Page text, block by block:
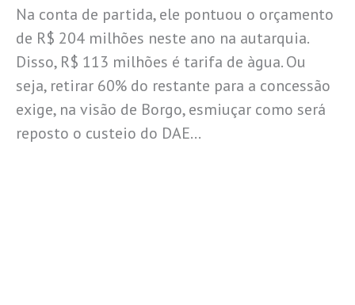
Na conta de partida, ele pontuou o orçamento
de R$ 204 milhões neste ano na autarquia.
Disso, R$ 113 milhões é tarifa de àgua. Ou
seja, retirar 60% do restante para a concessão
exige, na visão de Borgo, esmiuçar como será
reposto o custeio do DAE…